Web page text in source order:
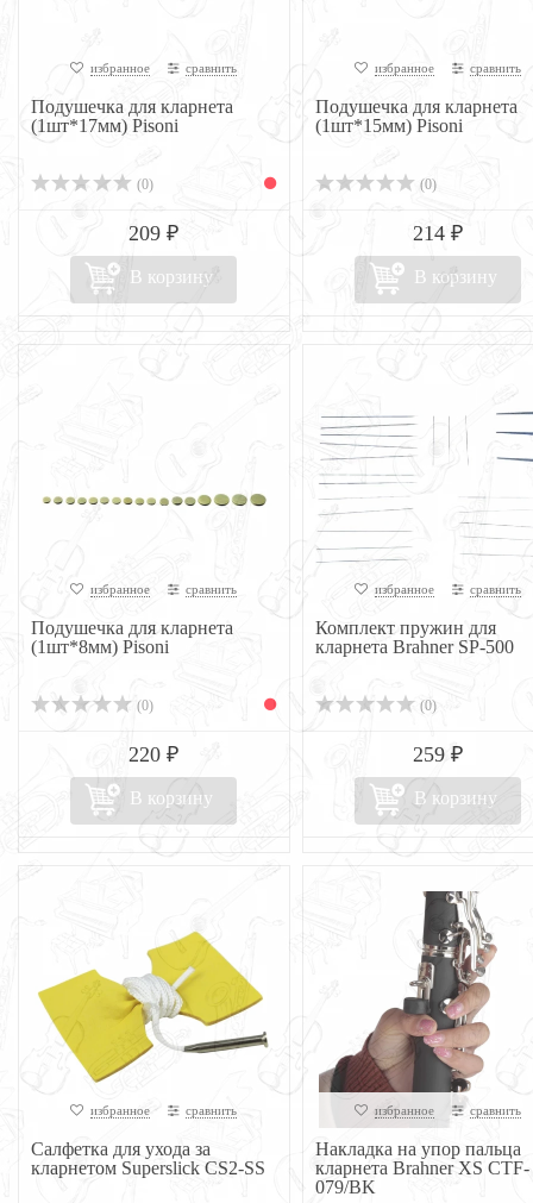
избранное сравнить
Подушечка для кларнета
(1шт*17мм) Pisoni
(0)
209 ₽
В корзину
избранное сравнить
Подушечка для кларнета
(1шт*15мм) Pisoni
(0)
214 ₽
В корзину
избранное сравнить
Подушечка для кларнета
(1шт*8мм) Pisoni
(0)
220 ₽
В корзину
избранное сравнить
Комплект пружин для
кларнета Brahner SP-500
(0)
259 ₽
В корзину
избранное сравнить
Салфетка для ухода за
кларнетом Superslick CS2-SS
избранное сравнить
Накладка на упор пальца
кларнета Brahner XS CTF-
079/BK